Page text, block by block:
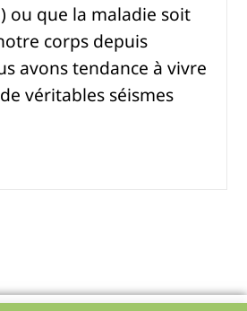
ou que la maladie soit
corps depuis
avons tendance à vivre
véritables séismes